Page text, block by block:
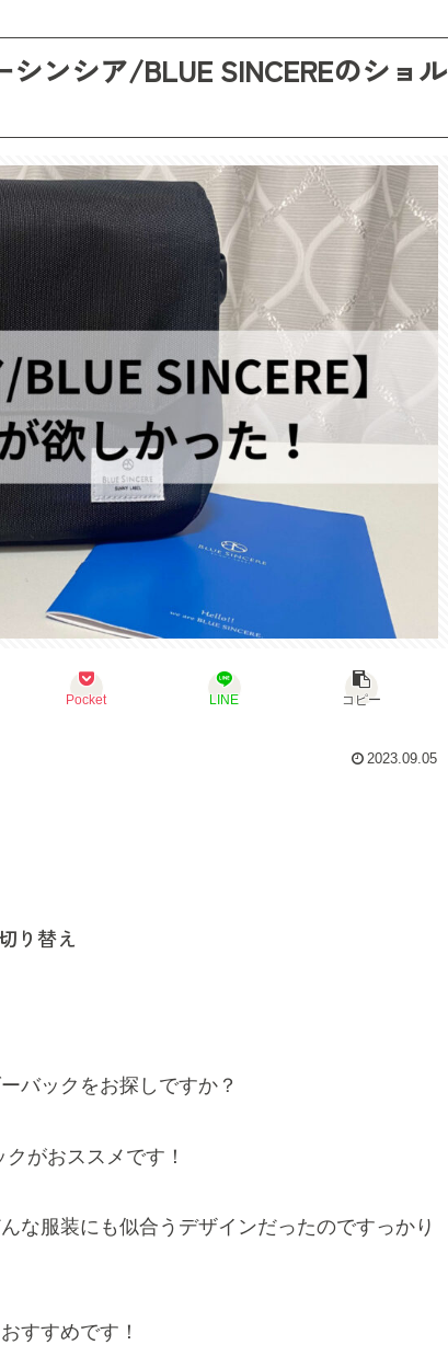
シンシア/BLUE SINCEREのショル
Pocket LINE コピー
2023.09.05
り替え
バックをお探しですか？
がおススメです！
な服装にも似合うデザインだったのですっかり
すすめです！